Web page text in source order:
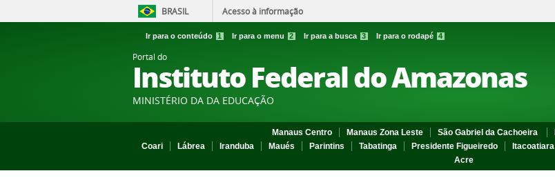
BRASIL Acesso à informação
Ir para o conteúdo 1 Ir para o menu 2 Ir para a busca 3 Ir para o rodapé 4
Portal do
Instituto Federal do Amazonas
MINISTÉRIO DA DA EDUCAÇÃO
Manaus Centro Manaus Zona Leste São Gabriel da Cachoeira
Coari
Lábrea Iranduba Maués Parintins Tabatinga Presidente Figueiredo Itacoatiara
Acre